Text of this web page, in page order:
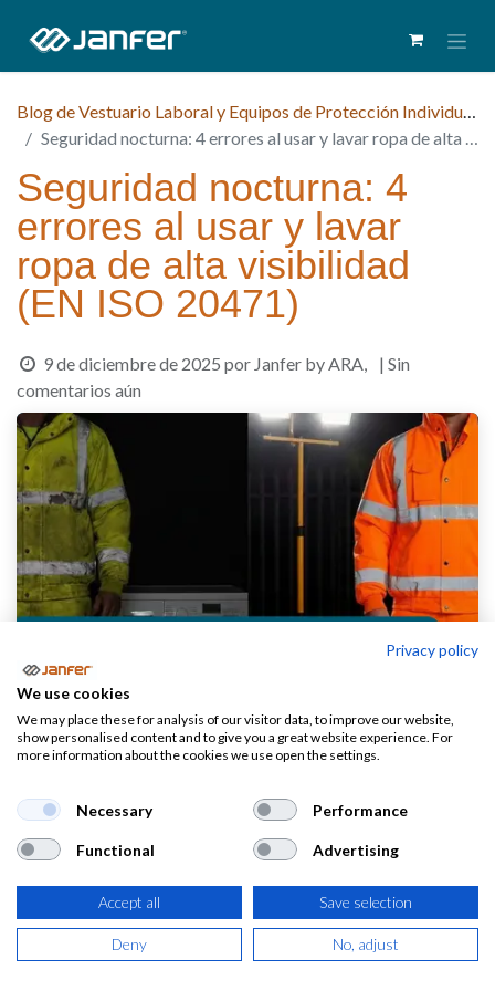
Blog de Vestuario Laboral y Equipos de Protección Individual (EPI)
Seguridad nocturna: 4 errores al usar y lavar ropa de alta visibilidad (EN ISO 20471)
Seguridad nocturna: 4
errores al usar y lavar
ropa de alta visibilidad
(EN ISO 20471)
9 de diciembre de 2025 por Janfer by ARA,
| Sin
comentarios aún
La Ropa de Alta Visibilidad es la
Primera Línea de Defensa: ¿La
estás saboteando?
Privacy policy
We use cookies
We may place these for analysis of our visitor data, to improve our website,
show personalised content and to give you a great website experience. For
more information about the cookies we use open the settings.
Necessary Performance
Functional Advertising
Accept all Save selection
Deny No, adjust